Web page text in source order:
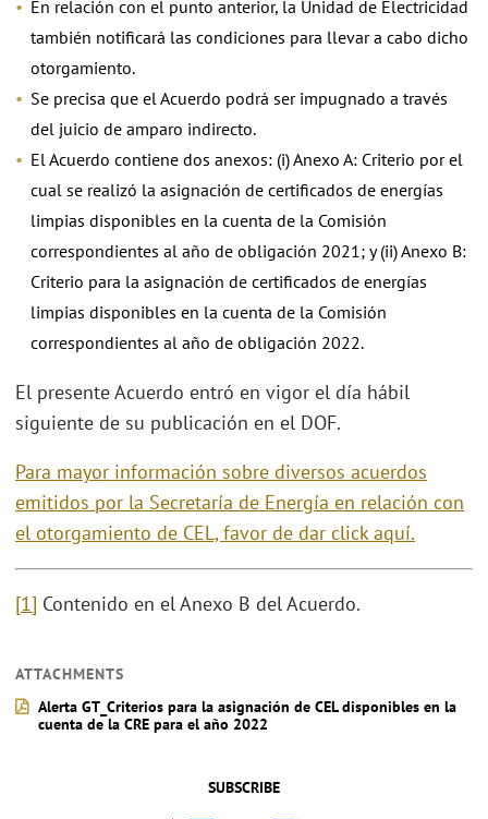
SUBSCRIBE
En relación con el punto anterior, la Unidad de Electricidad
también notificará las condiciones para llevar a cabo dicho
otorgamiento.
Se precisa que el Acuerdo podrá ser impugnado a través
del juicio de amparo indirecto.
El Acuerdo contiene dos anexos: (i) Anexo A: Criterio por el
cual se realizó la asignación de certificados de energías
limpias disponibles en la cuenta de la Comisión
correspondientes al año de obligación 2021; y (ii) Anexo B:
Criterio para la asignación de certificados de energías
limpias disponibles en la cuenta de la Comisión
correspondientes al año de obligación 2022.
El presente Acuerdo entró en vigor el día hábil
siguiente de su publicación en el DOF.
Para mayor información sobre diversos acuerdos
emitidos por la Secretaría de Energía en relación con
el otorgamiento de CEL, favor de dar click aquí.
[1] Contenido en el Anexo B del Acuerdo.
ATTACHMENTS
Alerta GT_Criterios para la asignación de CEL disponibles en la
cuenta de la CRE para el año 2022